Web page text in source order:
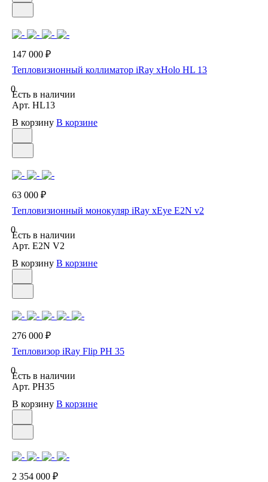
147 000 ₽
Тепловизионный коллиматор iRay xHolo HL 13
0
Есть в наличии
Арт. HL13
В корзину В корзине
63 000 ₽
Тепловизионный монокуляр iRay xEye E2N v2
0
Есть в наличии
Арт. E2N V2
В корзину В корзине
276 000 ₽
Тепловизор iRay Flip PH 35
0
Есть в наличии
Арт. PH35
В корзину В корзине
2 354 000 ₽